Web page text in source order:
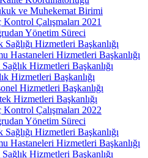
ve Muhekemat Birimi
Çalışmaları 2021
Yönetim Süreci
Sağlığı Hizmetleri Başkanlığı
Hastaneleri Hizmetleri Başkanlığı
Hizmetleri Başkanlığı
Hizmetleri Başkanlığı
Hizmetleri Başkanlığı
Hizmetleri Başkanlığı
Çalışmaları 2022
Yönetim Süreci
Sağlığı Hizmetleri Başkanlığı
Hastaneleri Hizmetleri Başkanlığı
Hizmetleri Başkanlığı